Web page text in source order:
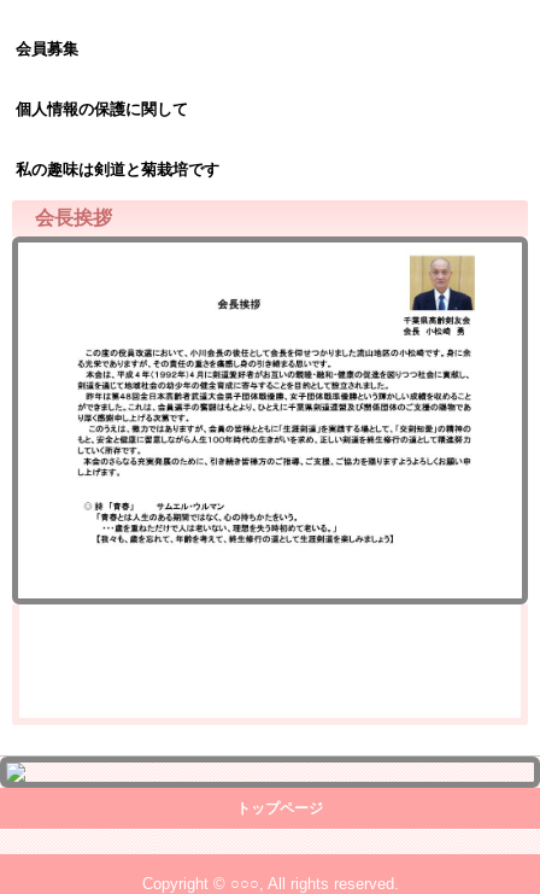
会員募集
個人情報の保護に関して
私の趣味は剣道と菊栽培です
会長挨拶
トップページ
Copyright © ○○○, All rights reserved.